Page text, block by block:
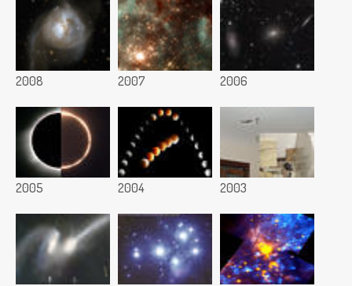
2008 2007 2006
2005 2004 2003